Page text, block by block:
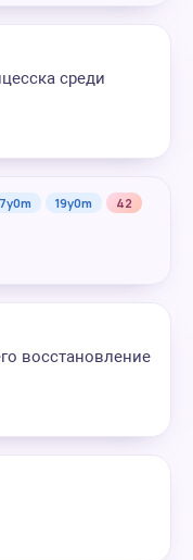
среди
19y0m 42
восстановление